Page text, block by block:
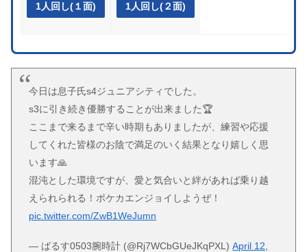
1人回し(１面) 1人回し(２面)
今日は息子氏s4ジュニアシティでした。
s3に引き続き優勝することが出来ました🏆
ここまで来るまで辛い時期もありましたが、練習や応援
してくれた皆様のお陰で満足のいく結果となり嬉しく思
います🙏
混沌とした環境ですが、愛と気合いと絆があれば乗り越
えられられる！ポケカエンジョイしようぜ！
pic.twitter.com/ZwB1WeJumn
— ばるす0503腕時計 (@Rj7WCbGUeJKqPXL)April 12,